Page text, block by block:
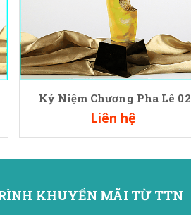
Kỷ Niệm Chương Pha Lê 02
Liên hệ
KHUYẾN MÃI TỪ TTN